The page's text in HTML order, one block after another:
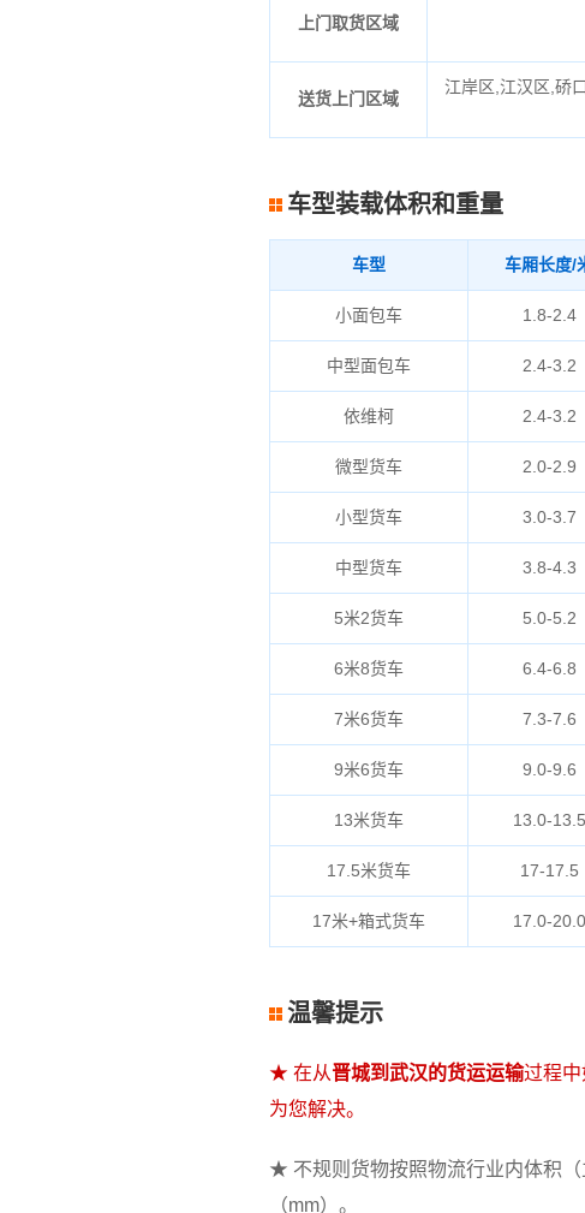
上门取货区域
送货上门区域
江岸区,江汉区,硚
车型装载体积和重量
车型 车厢长度/
小面包车 1.8-2.4
中型面包车 2.4-3.2
依维柯 2.4-3.2
微型货车 2.0-2.9
小型货车 3.0-3.7
中型货车 3.8-4.3
5米2货车 5.0-5.2
6米8货车 6.4-6.8
7米6货车 7.3-7.6
9米6货车 9.0-9.6
13米货车 13.0-13.5
17.5米货车 17-17.5
17米+箱式货车 17.0-20.0
温馨提示
★ 在从晋城到武汉的货运运输过程
为您解决。
★ 不规则货物按照物流行业内体积
（mm）。